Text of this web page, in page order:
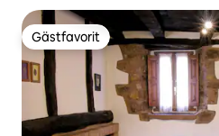
Gästfavorit
Gästfavorit